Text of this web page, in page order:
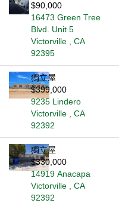
$90,000
16473 Green Tree
Blvd. Unit 5
Victorville , CA
92395
獨立屋
$399,000
9235 Lindero
Victorville , CA
92392
獨立屋
$330,000
14919 Anacapa
Victorville , CA
92392